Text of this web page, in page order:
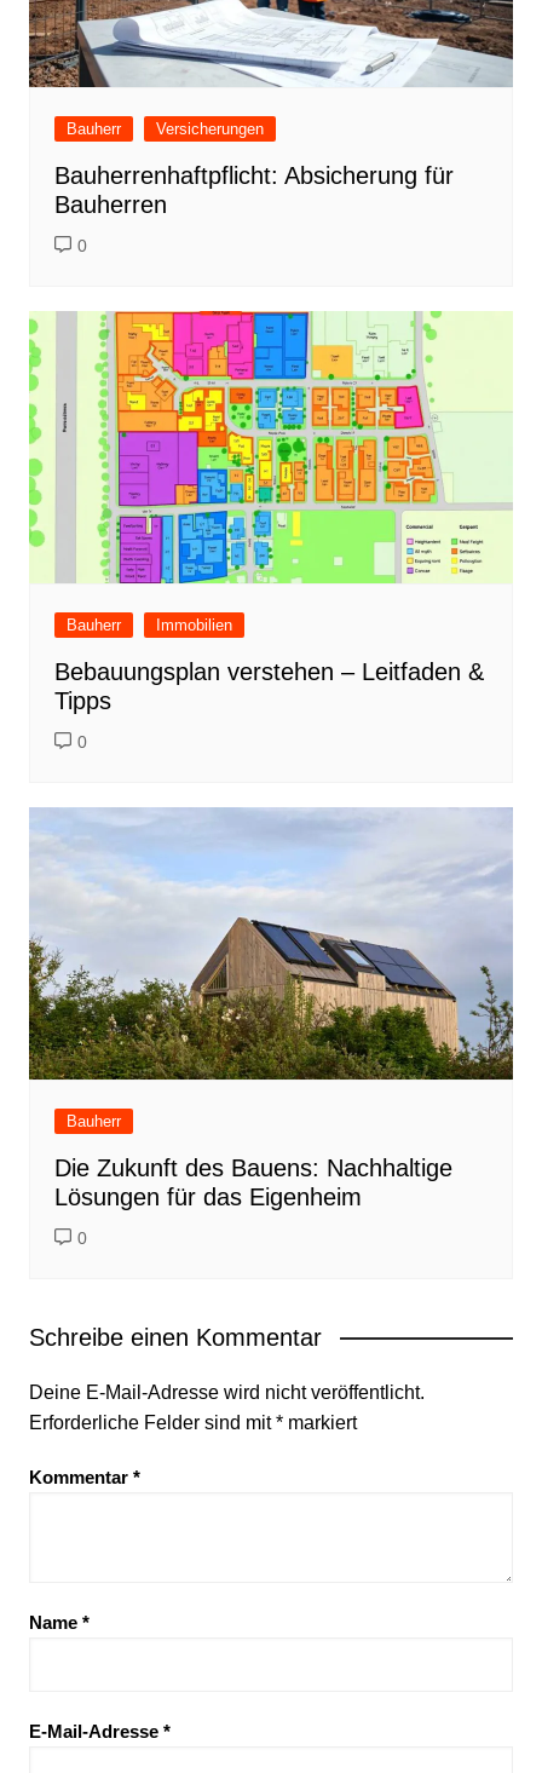
Bauherr Versicherungen
Bauherrenhaftpflicht: Absicherung für
Bauherren
0
Bauherr Immobilien
Bebauungsplan verstehen – Leitfaden &
Tipps
0
Bauherr
Die Zukunft des Bauens: Nachhaltige
Lösungen für das Eigenheim
0
Schreibe einen Kommentar
Deine E-Mail-Adresse wird nicht veröffentlicht.
Erforderliche Felder sind mit*markiert
Kommentar *
Name *
E-Mail-Adresse *